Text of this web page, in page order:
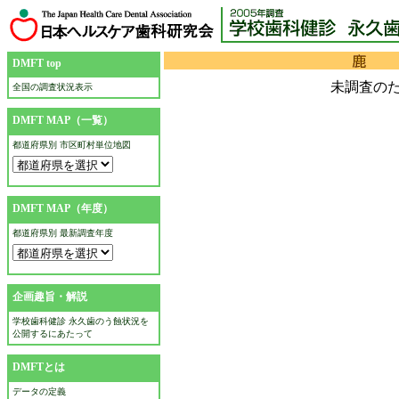
DMFT top
全国の調査状況表示
DMFT MAP（一覧）
都道府県別 市区町村単位地図
DMFT MAP（年度）
都道府県別 最新調査年度
企画趣旨・解説
学校歯科健診 永久歯のう蝕状況を
公開するにあたって
DMFTとは
データの定義
未調査の